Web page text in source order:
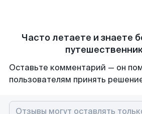
Часто летаете и знаете
Оставьте комментарий — он
пользователям принять